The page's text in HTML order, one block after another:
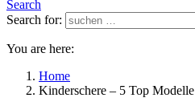
Search
Search for:
You are here:
Home
Kinderschere – 5 Top Modelle